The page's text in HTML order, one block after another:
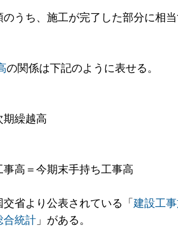
うち、施工が完了した部分に相
の関係は下記のように表せる。
期繰越高
高＝今期末手持ち工事高
省より公表されている「 建設工
合統計 」がある。